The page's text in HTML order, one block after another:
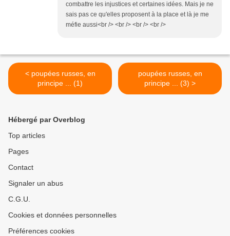
combattre les injustices et certaines idées. Mais je ne
sais pas ce qu'elles proposent à la place et là je me
méfie aussi<br /> <br /> <br /> <br />
< poupées russes, en
principe ... (1)
poupées russes, en
principe ... (3) >
Hébergé par Overblog
Top articles
Pages
Contact
Signaler un abus
C.G.U.
Cookies et données personnelles
Préférences cookies